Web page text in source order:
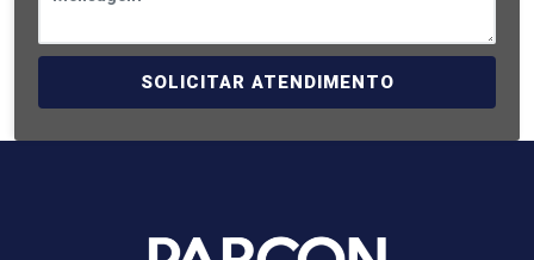
SOLICITAR ATENDIMENTO